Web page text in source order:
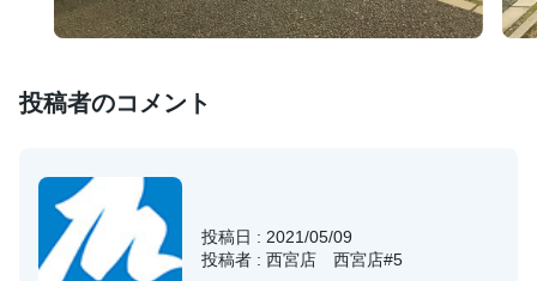
投稿者のコメント
投稿日 : 2021/05/09
投稿者 : 西宮店 西宮店#5